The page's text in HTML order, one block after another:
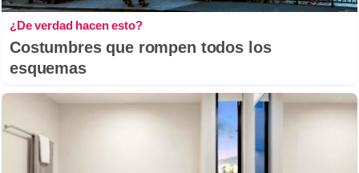
¿De verdad hacen esto?
Costumbres que rompen todos los
esquemas